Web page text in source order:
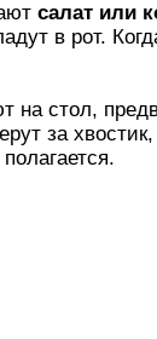
салат или
в рот.
стол,
за